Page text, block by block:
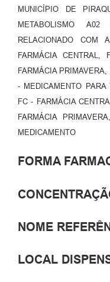
MUNICÍPIO DE
METABOLISMO
RELACIONADO COM
FARMÁCIA
FARMÁCIA
- MEDICAMENTO PARA
FC - FARMÁCIA
FARMÁCIA
MEDICAMENTO
FORMA
NOME
LOCAL